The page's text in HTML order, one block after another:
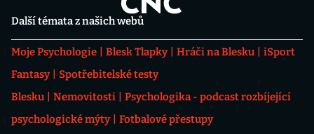
Další témata z našich webů
Moje Psychologie Blesk Tlapky Hráči na Blesku
iSport
Fantasy
Spotřebitelské testy
Blesku
Nemovitosti
Psychologika - podcast rozbíjející
psychologické mýty
Fotbalové přestupy